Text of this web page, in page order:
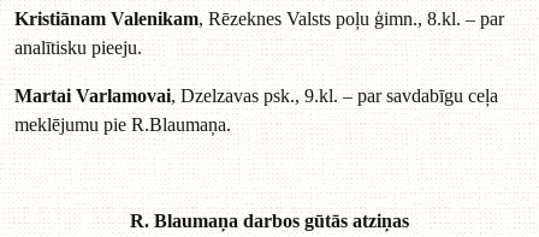
Kristiānam Valenikam, Rēzeknes Valsts poļu ģimn., 8.kl. – par
analītisku pieeju.
Martai Varlamovai, Dzelzavas psk., 9.kl. – par savdabīgu ceļa
meklējumu pie R.Blaumaņa.
R. Blaumaņa darbos gūtās atziņas